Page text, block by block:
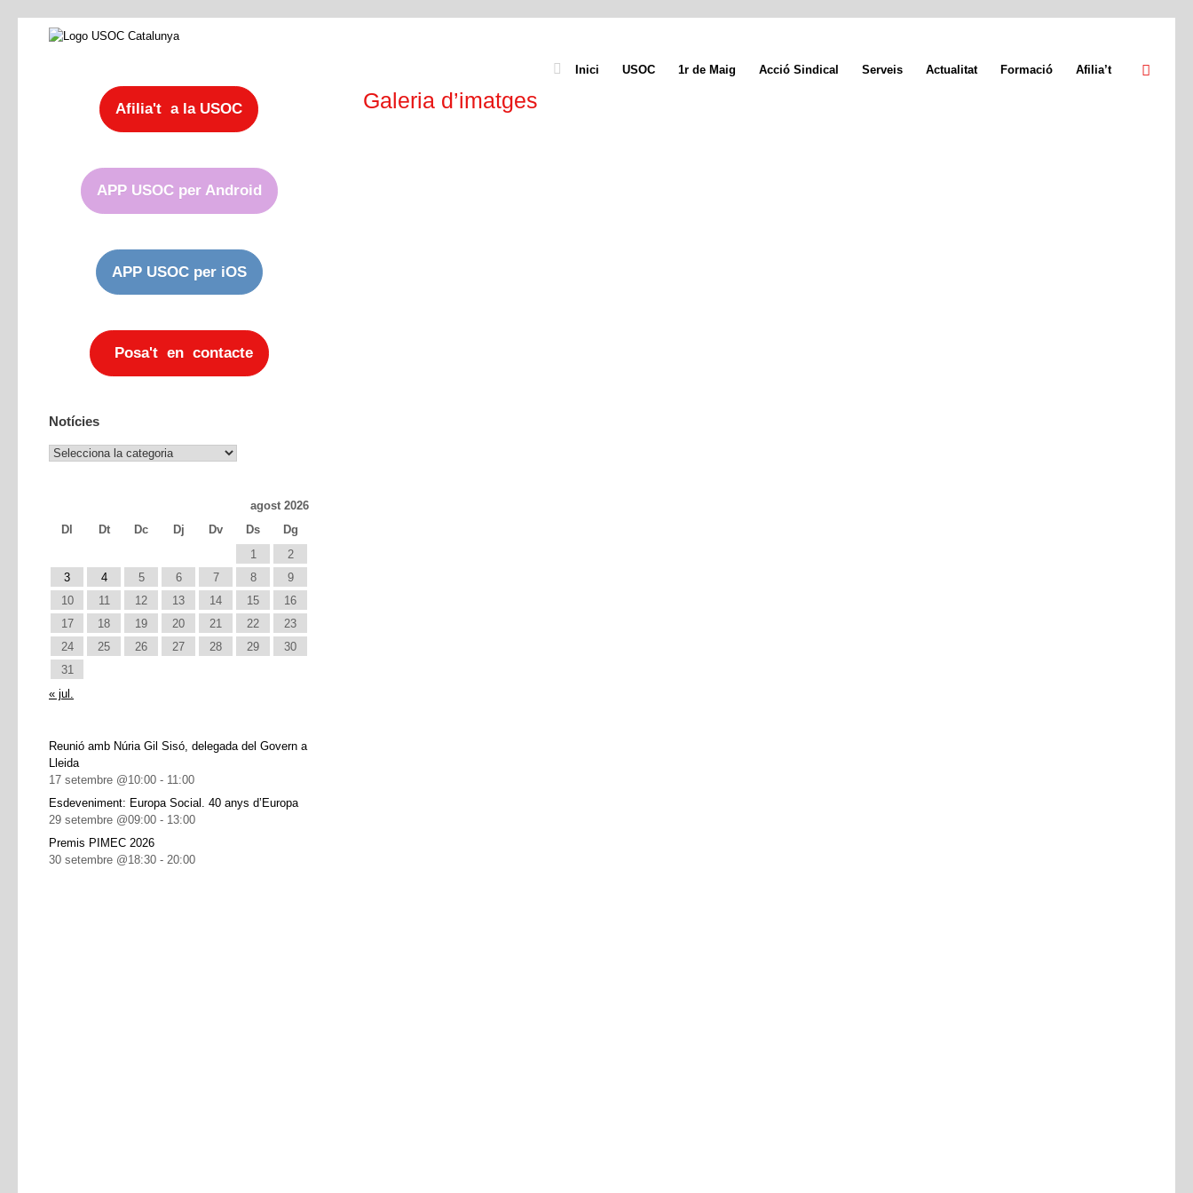
Inici USOC 1r de Maig Acció Sindical Serveis Actualitat Formació Afilia’t
Galeria d’imatges
Afilia't a la USOC
APP USOC per Android
APP USOC per iOS
Posa't en contacte
Notícies
Notícies
agost 2026
Dl
Dt Dc Dj Dv Ds
Dg
1
2
3
4 5 6 7 8
9
10
11 12 13 14 15
16
17
18 19 20 21 22
23
24
25 26 27 28 29
30
31
« jul.
Reunió amb Núria Gil Sisó, delegada del Govern a
Lleida
17 setembre @10:00 - 11:00
Esdeveniment: Europa Social. 40 anys d’Europa
29 setembre @09:00 - 13:00
Premis PIMEC 2026
30 setembre @18:30 - 20:00